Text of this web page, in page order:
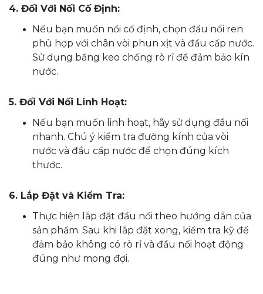
4. Đối Với Nối Cố Định:
Nếu bạn muốn nối cố định, chọn đầu nối ren
phù hợp với chân vòi phun xịt và đầu cấp nước.
Sử dụng băng keo chống rò rỉ để đảm bảo kín
nước.
5. Đối Với Nối Linh Hoạt:
Nếu bạn muốn linh hoạt, hãy sử dụng đầu nối
nhanh. Chú ý kiểm tra đường kính của vòi
nước và đầu cấp nước để chọn đúng kích
thước.
6. Lắp Đặt và Kiểm Tra:
Thực hiện lắp đặt đầu nối theo hướng dẫn của
sản phẩm. Sau khi lắp đặt xong, kiểm tra kỹ để
đảm bảo không có rò rỉ và đầu nối hoạt động
đúng như mong đợi.